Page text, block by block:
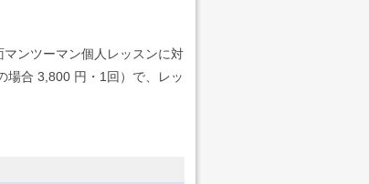
ンツーマン個人レッスンに対
場合 3,800 円・1回）で、レッ